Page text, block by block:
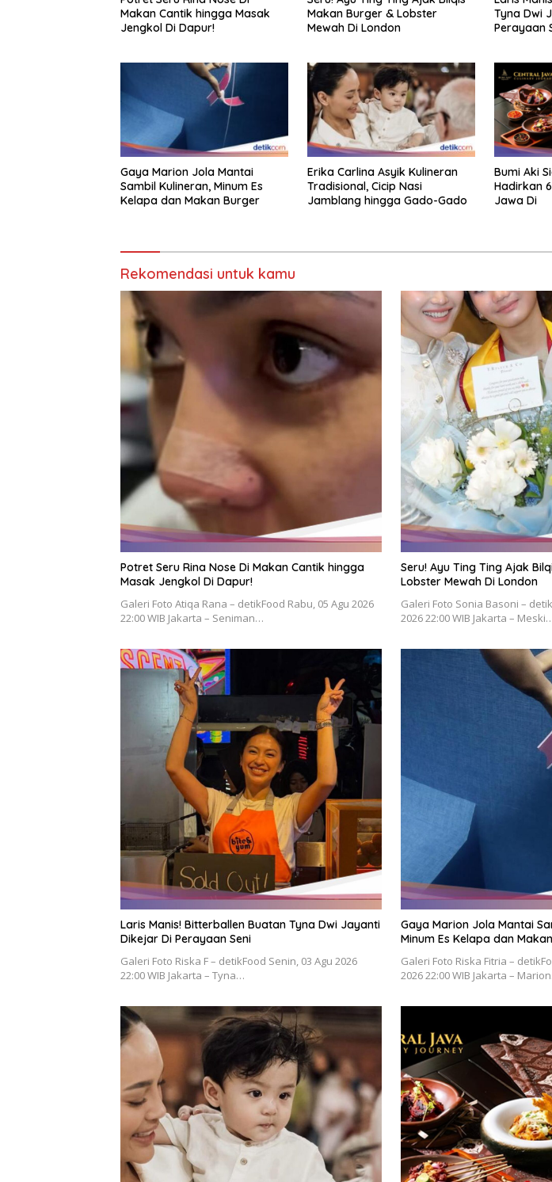
Makan Cantik hingga Masak
Jengkol Di Dapur!
Makan Burger & Lobster
Mewah Di London
Tyna Dwi
Perayaan
Gaya Marion Jola Mantai
Sambil Kulineran, Minum Es
Kelapa dan Makan Burger
Erika Carlina Asyik Kulineran
Tradisional, Cicip Nasi
Jamblang hingga Gado-Gado
Bumi Aki
Hadirkan
Jawa Di
Rekomendasi untuk kamu
Potret Seru Rina Nose Di Makan Cantik hingga
Masak Jengkol Di Dapur!
Galeri Foto Atiqa Rana – detikFood Rabu, 05 Agu 2026
22:00 WIB Jakarta – Seniman…
Seru! Ayu Ting Ting Ajak
Lobster Mewah Di London
Galeri Foto Sonia Basoni –
2026 22:00 WIB Jakarta –
Laris Manis! Bitterballen Buatan Tyna Dwi Jayanti
Dikejar Di Perayaan Seni
Galeri Foto Riska F – detikFood Senin, 03 Agu 2026
22:00 WIB Jakarta – Tyna…
Gaya Marion Jola Mantai
Minum Es Kelapa dan
Galeri Foto Riska Fitria –
2026 22:00 WIB Jakarta –